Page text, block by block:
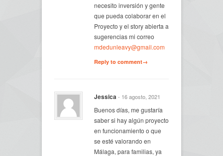
necesito inversión y gente
que pueda colaborar en el
Proyecto y el story abierta a
sugerencias mi correo
mdedunleavy@gmail.com
Reply to comment→
Jessica- 16 agosto, 2021
Buenos días, me gustaría
saber si hay algún proyecto
en funcionamiento o que
se esté valorando en
Málaga, para familias, ya